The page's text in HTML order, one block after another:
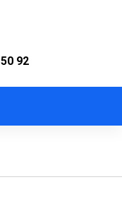
92